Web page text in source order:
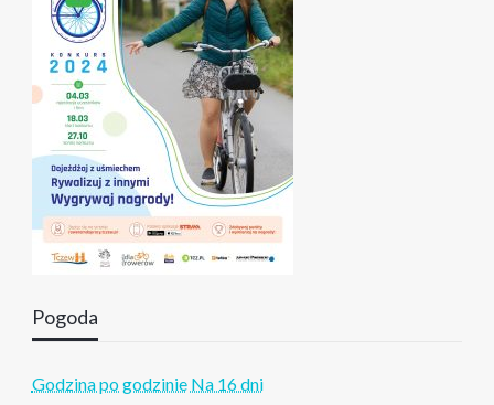
Pogoda
Godzina po godzinie Na 16 dni